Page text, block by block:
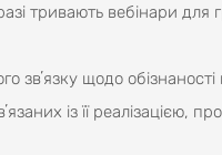
тривають вебінари для
звʼязку щодо
із її реалізацією,